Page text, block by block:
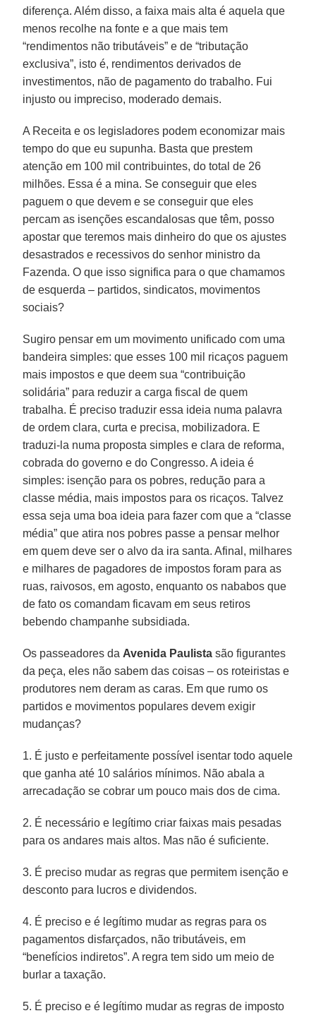
diferença. Além disso, a faixa mais alta é aquela que
menos recolhe na fonte e a que mais tem
“rendimentos não tributáveis” e de “tributação
exclusiva”, isto é, rendimentos derivados de
investimentos, não de pagamento do trabalho. Fui
injusto ou impreciso, moderado demais.
A Receita e os legisladores podem economizar mais
tempo do que eu supunha. Basta que prestem
atenção em 100 mil contribuintes, do total de 26
milhões. Essa é a mina. Se conseguir que eles
paguem o que devem e se conseguir que eles
percam as isenções escandalosas que têm, posso
apostar que teremos mais dinheiro do que os ajustes
desastrados e recessivos do senhor ministro da
Fazenda. O que isso significa para o que chamamos
de esquerda – partidos, sindicatos, movimentos
sociais?
Sugiro pensar em um movimento unificado com uma
bandeira simples: que esses 100 mil ricaços paguem
mais impostos e que deem sua “contribuição
solidária” para reduzir a carga fiscal de quem
trabalha. É preciso traduzir essa ideia numa palavra
de ordem clara, curta e precisa, mobilizadora. E
traduzi-la numa proposta simples e clara de reforma,
cobrada do governo e do Congresso. A ideia é
simples: isenção para os pobres, redução para a
classe média, mais impostos para os ricaços. Talvez
essa seja uma boa ideia para fazer com que a “classe
média” que atira nos pobres passe a pensar melhor
em quem deve ser o alvo da ira santa. Afinal, milhares
e milhares de pagadores de impostos foram para as
ruas, raivosos, em agosto, enquanto os nababos que
de fato os comandam ficavam em seus retiros
bebendo champanhe subsidiada.
Os passeadores da Avenida Paulista são figurantes
da peça, eles não sabem das coisas – os roteiristas e
produtores nem deram as caras. Em que rumo os
partidos e movimentos populares devem exigir
mudanças?
1. É justo e perfeitamente possível isentar todo aquele
que ganha até 10 salários mínimos. Não abala a
arrecadação se cobrar um pouco mais dos de cima.
2. É necessário e legítimo criar faixas mais pesadas
para os andares mais altos. Mas não é suficiente.
3. É preciso mudar as regras que permitem isenção e
desconto para lucros e dividendos.
4. É preciso e é legítimo mudar as regras para os
pagamentos disfarçados, não tributáveis, em
“benefícios indiretos”. A regra tem sido um meio de
burlar a taxação.
5. É preciso e é legítimo mudar as regras de imposto